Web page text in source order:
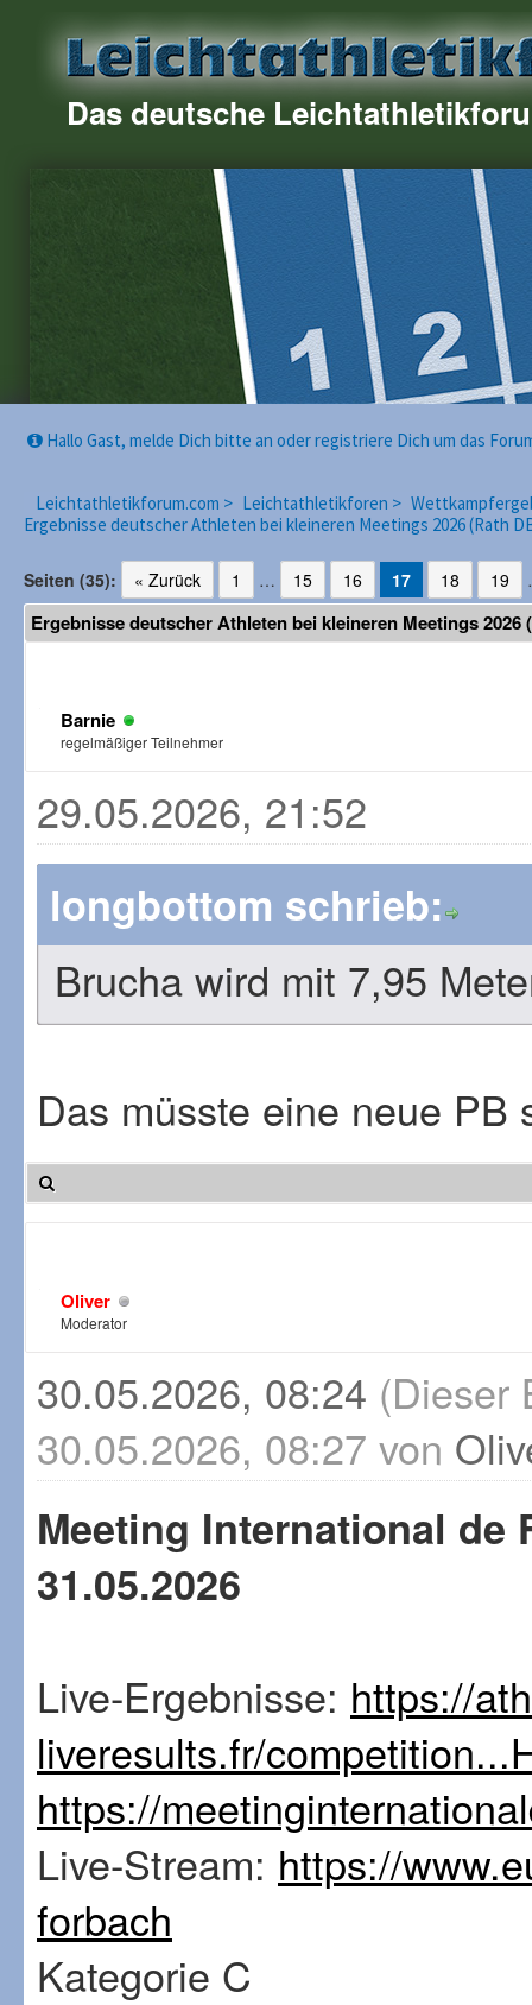
Das deutsche
Hallo Gast, melde Dich bitte an oder registriere Dich um das
Leichtathletikforum.com > Leichtathletikforen >
Ergebnisse deutscher Athleten bei kleineren Meetings 2026 (Rath
Seiten (35): « Zurück 1 … 15 16 17 18 19
Ergebnisse deutscher Athleten bei kleineren Meetings 2026
Barnie
regelmäßiger Teilnehmer
29.05.2026, 21:52
longbottom schrieb:
Brucha wird mit 7,95
Das müsste eine neue
Oliver
Moderator
30.05.2026, 08:24 (Dieser
30.05.2026, 08:27 von
Meeting International de
31.05.2026
Live-Ergebnisse: https://
liveresults.fr/
https://
Live-Stream: https://
forbach
Kategorie C